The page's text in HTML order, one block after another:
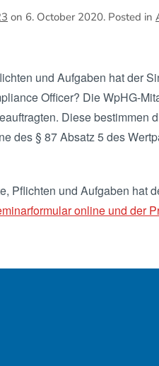
on 6. October 2020. Posted in
und Aufgaben hat der
Officer? Die WpHG-
Diese bestimmen
des § 87 Absatz 5 des
Pflichten und Aufgaben hat
online und der